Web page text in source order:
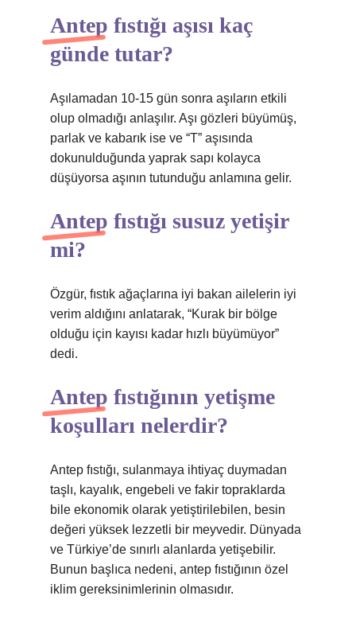
Antep fıstığı aşısı kaç
günde tutar?
Aşılamadan 10-15 gün sonra aşıların etkili
olup olmadığı anlaşılır. Aşı gözleri büyümüş,
parlak ve kabarık ise ve “T” aşısında
dokunulduğunda yaprak sapı kolayca
düşüyorsa aşının tutunduğu anlamına gelir.
Antep fıstığı susuz yetişir
mi?
Özgür, fıstık ağaçlarına iyi bakan ailelerin iyi
verim aldığını anlatarak, “Kurak bir bölge
olduğu için kayısı kadar hızlı büyümüyor”
dedi.
Antep fıstığının yetişme
koşulları nelerdir?
Antep fıstığı, sulanmaya ihtiyaç duymadan
taşlı, kayalık, engebeli ve fakir topraklarda
bile ekonomik olarak yetiştirilebilen, besin
değeri yüksek lezzetli bir meyvedir. Dünyada
ve Türkiye’de sınırlı alanlarda yetişebilir.
Bunun başlıca nedeni, antep fıstığının özel
iklim gereksinimlerinin olmasıdır.